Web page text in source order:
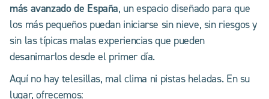
más avanzado de España, un espacio diseñado para que
los más pequeños puedan iniciarse sin nieve, sin riesgos y
sin las típicas malas experiencias que pueden
desanimarlos desde el primer día.
Aquí no hay telesillas, mal clima ni pistas heladas. En su
lugar, ofrecemos: